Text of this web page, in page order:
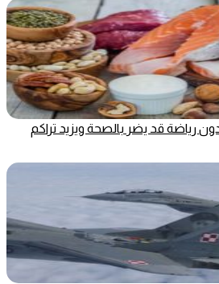
رياضة قد يضر بالصحة ويزيد تراكم